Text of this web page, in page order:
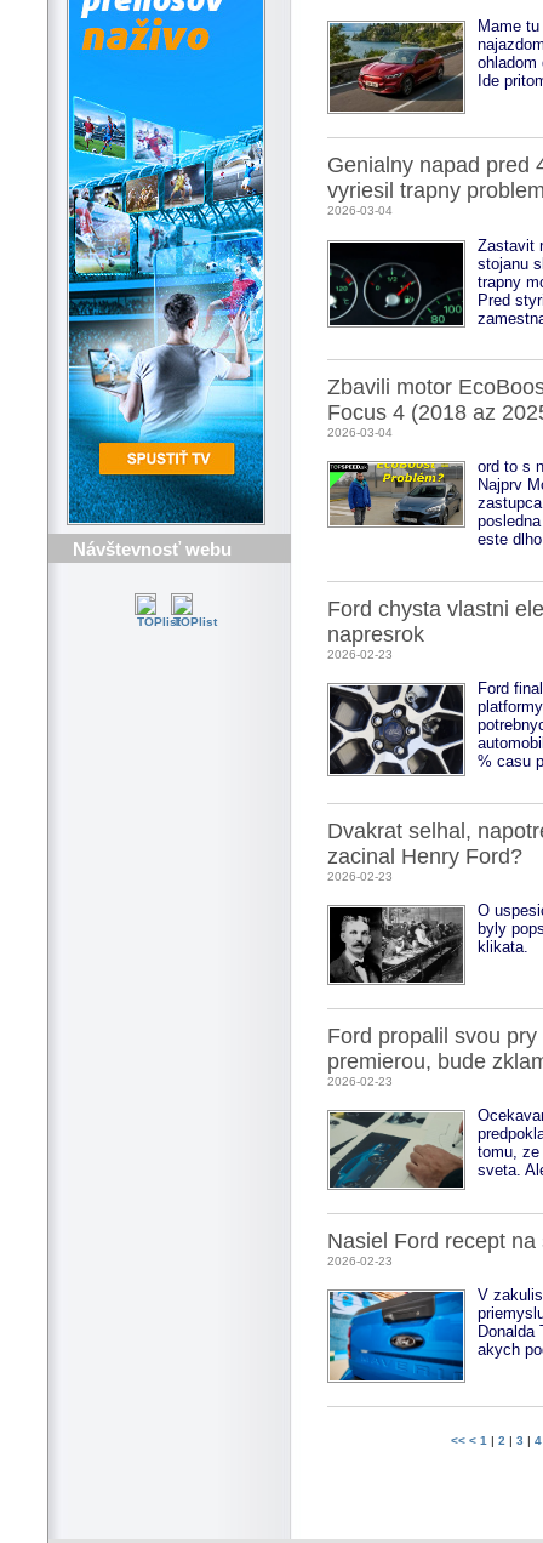
Návštevnosť webu
Mame
ohladom
Ide
Genialny napad pred
vyriesil trapny
2026-03-04
Zastavit
stojanu
trapny
Pred
Zbavili motor
Focus 4 (2018 az
2026-03-04
ord to s
Najprv
este
Ford chysta vlastni
napresrok
2026-02-23
Ford
% casu
Dvakrat selhal,
zacinal Henry Ford?
2026-02-23
O
byly
klikata.
Ford propalil svou
premierou, bude
2026-02-23
tomu,
sveta.
Nasiel Ford recept
2026-02-23
V
Donalda
akych
<< < 1 | 2 | 3 | 4